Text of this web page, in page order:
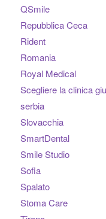
QSmile
Repubblica Ceca
Rident
Romania
Royal Medical
Scegliere la clinica
serbia
Slovacchia
SmartDental
Smile Studio
Sofia
Spalato
Stoma Care